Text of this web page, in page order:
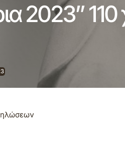
2023” 110